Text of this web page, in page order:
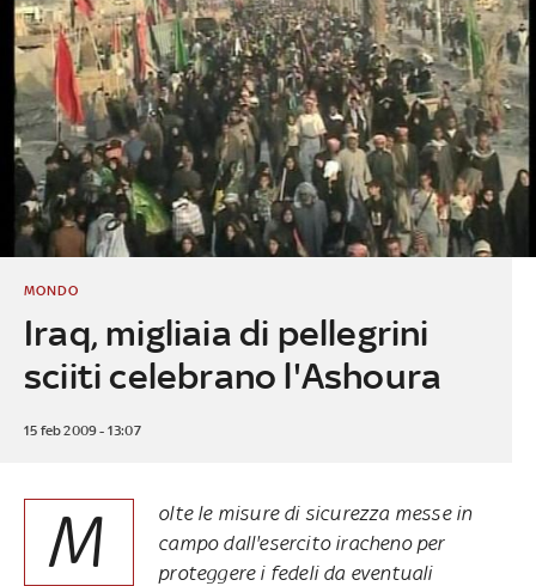
Iraq, migliaia di pellegrini
sciiti celebrano l'Ashoura
MONDO
15 feb 2009 - 13:07
M
olte le misure di sicurezza messe in
campo dall'esercito iracheno per
proteggere i fedeli da eventuali